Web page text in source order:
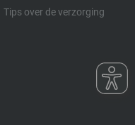
Tips over de verzorging